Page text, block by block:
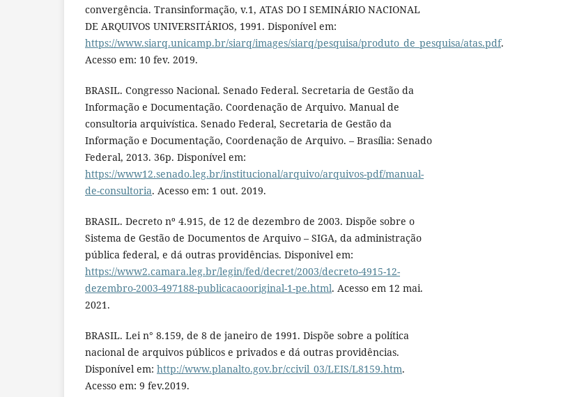
convergência. Transinformação, v.1, ATAS DO I SEMINÁRIO NACIONAL
DE ARQUIVOS UNIVERSITÁRIOS, 1991. Disponível em:
https://www.siarq.unicamp.br/siarq/images/siarq/pesquisa/produto_de_pesquisa/atas.pdf.
Acesso em: 10 fev. 2019.
BRASIL. Congresso Nacional. Senado Federal. Secretaria de Gestão da
Informação e Documentação. Coordenação de Arquivo. Manual de
consultoria arquivística. Senado Federal, Secretaria de Gestão da
Informação e Documentação, Coordenação de Arquivo. – Brasília: Senado
Federal, 2013. 36p. Disponível em:
https://www12.senado.leg.br/institucional/arquivo/arquivos-pdf/manual-
de-consultoria. Acesso em: 1 out. 2019.
BRASIL. Decreto nº 4.915, de 12 de dezembro de 2003. Dispõe sobre o
Sistema de Gestão de Documentos de Arquivo – SIGA, da administração
pública federal, e dá outras providências. Disponivel em:
https://www2.camara.leg.br/legin/fed/decret/2003/decreto-4915-12-
dezembro-2003-497188-publicacaooriginal-1-pe.html. Acesso em 12 mai.
2021.
BRASIL. Lei n° 8.159, de 8 de janeiro de 1991. Dispõe sobre a política
nacional de arquivos públicos e privados e dá outras providências.
Disponível em: http://www.planalto.gov.br/ccivil_03/LEIS/L8159.htm.
Acesso em: 9 fev.2019.